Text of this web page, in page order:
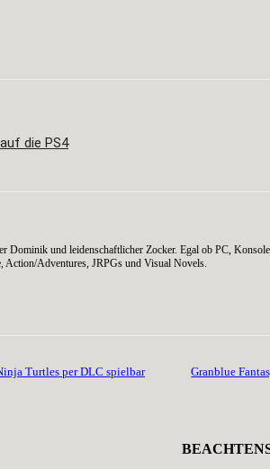
die PS4
Dominik und leidenschaftlicher Zocker. Egal ob PC,
Action/Adventures, JRPGs und Visual Novels.
Turtles per DLC spielbar Granblue